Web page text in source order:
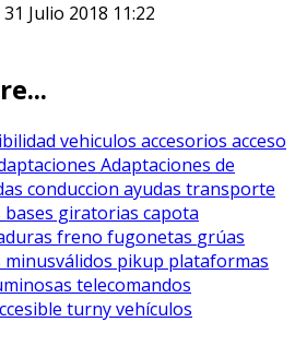
Julio 2018 11:22
vehiculos accesorios acceso
Adaptaciones de
conduccion ayudas transporte
bases giratorias capota
freno fugonetas grúas
minusválidos pikup plataformas
telecomandos
turnyvehículos